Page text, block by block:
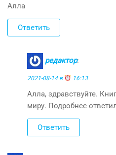
Алла
Ответить
редактор:
2021-08-14 в 16:13
Алла, здравствуйте.
миру. Подробнее
Ответить